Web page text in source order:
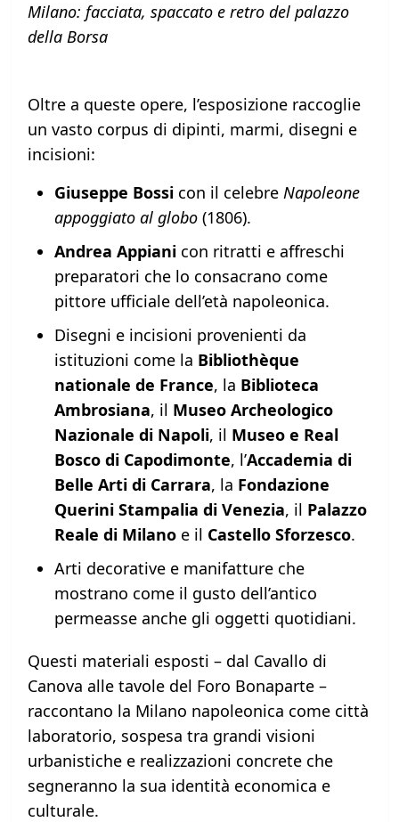
Milano: facciata, spaccato e retro del palazzo
della Borsa
Oltre a queste opere, l’esposizione raccoglie
un vasto corpus di dipinti, marmi, disegni e
incisioni:
Giuseppe Bossicon il celebre Napoleone
appoggiato al globo(1806).
Andrea Appianicon ritratti e affreschi
preparatori che lo consacrano come
pittore ufficiale dell’età napoleonica.
Disegni e incisioni provenienti da
istituzioni come la Bibliothèque
nationale de France, la Biblioteca
Ambrosiana, il Museo Archeologico
Nazionale di Napoli, il Museo e Real
Bosco di Capodimonte, l’Accademia di
Belle Arti di Carrara, la Fondazione
Querini Stampalia di Venezia, il Palazzo
Reale di Milanoe il Castello Sforzesco.
Arti decorative e manifatture che
mostrano come il gusto dell’antico
permeasse anche gli oggetti quotidiani.
Questi materiali esposti – dal Cavallo di
Canova alle tavole del Foro Bonaparte –
raccontano la Milano napoleonica come città
laboratorio, sospesa tra grandi visioni
urbanistiche e realizzazioni concrete che
segneranno la sua identità economica e
culturale.